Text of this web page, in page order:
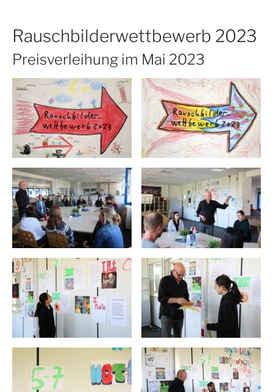
Rauschbilderwettbewerb 2023
Preisverleihung im Mai 2023